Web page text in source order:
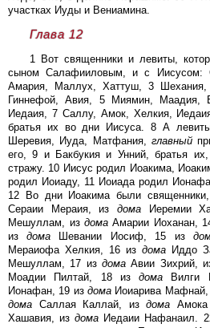
участках Иуды и Вениамина.
Глава 12
1 Вот священники и левиты,
сыном Салафииловым, и с Иисусом:
Амария, Маллух, Хаттуш, 3
Гиннефой, Авия, 5 Миямин, Маадия,
Иедаия, 7 Саллу, Амок, Хелкия,
братья их во дни Иисуса. 8 А
Шеревия, Иуда, Матфания, главный
его, 9 и Бакбукия и Унний, братья
стражу. 10 Иисус родил Иоакима,
родил Иоиаду, 11 Иоиада родил
12 Во дни Иоакима были
Сераии Мераия, из дома Иеремии
Мешуллам, из дома Амарии Иоханан,
из дома Шевании Иосиф, 15 из
Мераиофа Хелкия, 16 из дома Иддо
Мешуллам, 17 из дома Авии Зихрий,
Моадии Пилтай, 18 из дома Вилги
Ионафан, 19 из дома Иоиарива Мафнай,
дома Саллая Каллай, из дома
Хашавия, из дома Иедаии Нафанаил.